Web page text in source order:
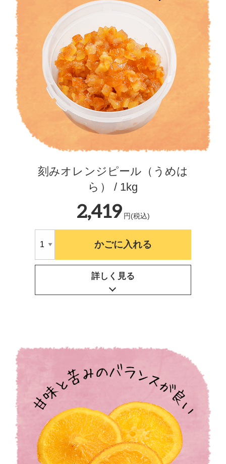
刻みオレンジピール（うめは
ら） / 1kg
2,419 円(税込)
かごに入れる
詳しく見る